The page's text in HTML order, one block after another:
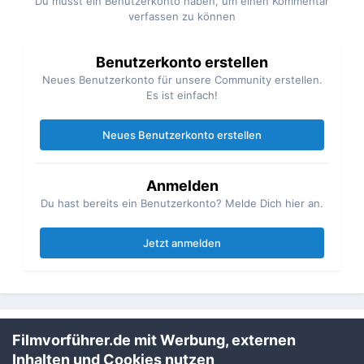
verfassen zu können
Benutzerkonto erstellen
Neues Benutzerkonto für unsere Community erstellen.
Es ist einfach!
Neues Benutzerkonto erstellen
Anmelden
Du hast bereits ein Benutzerkonto? Melde Dich hier an.
Jetzt anmelden
Teilen Folgen
Filmvorführer.de mit Werbung, externen
Inhalten und Cookies nutzen